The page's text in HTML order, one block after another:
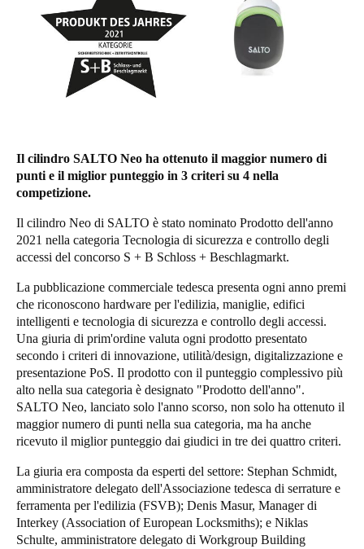
Switzerland
Français Italiano
United Kingdom
English
France
Français
Netherlands
Belgium
FrançaisNederlandsEnglish
Spain
Español
Portugal
Italy
Italiano
Il cilindro SALTO Neo ha ottenuto il maggior numero di
punti e il miglior punteggio in 3 criteri su 4 nella
competizione.
Il cilindro Neo di SALTO è stato nominato Prodotto dell'anno
2021 nella categoria Tecnologia di sicurezza e controllo degli
accessi del concorso S + B Schloss + Beschlagmarkt.
La pubblicazione commerciale tedesca presenta ogni anno premi
che riconoscono hardware per l'edilizia, maniglie, edifici
intelligenti e tecnologia di sicurezza e controllo degli accessi.
Una giuria di prim'ordine valuta ogni prodotto presentato
secondo i criteri di innovazione, utilità/design, digitalizzazione e
presentazione PoS. Il prodotto con il punteggio complessivo più
alto nella sua categoria è designato "Prodotto dell'anno".
SALTO Neo, lanciato solo l'anno scorso, non solo ha ottenuto il
maggior numero di punti nella sua categoria, ma ha anche
ricevuto il miglior punteggio dai giudici in tre dei quattro criteri.
La giuria era composta da esperti del settore: Stephan Schmidt,
amministratore delegato dell'Associazione tedesca di serrature e
ferramenta per l'edilizia (FSVB); Denis Masur, Manager di
Interkey (Association of European Locksmiths); e Niklas
Schulte, amministratore delegato di Workgroup Building